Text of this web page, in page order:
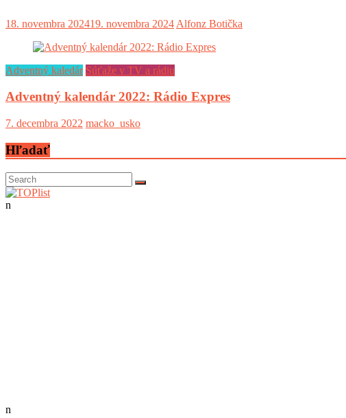
18. novembra 202419. novembra 2024 Alfonz Botička
Adventný kaledár Súťaže v TV a rádiu
Adventný kalendár 2022: Rádio Expres
7. decembra 2022 macko_usko
Hľadať
n
n